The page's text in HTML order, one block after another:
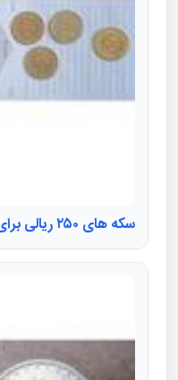
سکه های ۲۵۰ ریالی برای کارشناسی ، تعداد ۲۸ عدد